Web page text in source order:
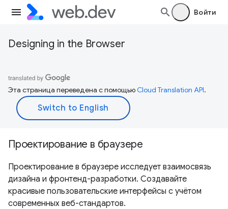
Войти
Designing in the Browser
Эта страница переведена с помощьюCloud Translation API.
Проектирование в браузере
Проектирование в браузере исследует взаимосвязь
дизайна и фронтенд-разработки. Создавайте
красивые пользовательские интерфейсы с учётом
современных веб-стандартов.